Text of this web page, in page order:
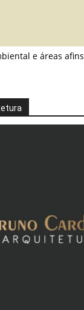
e áreas afins